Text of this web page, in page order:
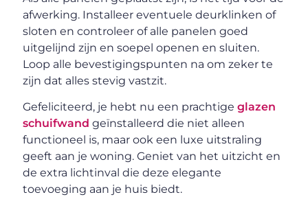
afwerking. Installeer eventuele deurklinken of
sloten en controleer of alle panelen goed
uitgelijnd zijn en soepel openen en sluiten.
Loop alle bevestigingspunten na om zeker te
zijn dat alles stevig vastzit.
Gefeliciteerd, je hebt nu een prachtigeglazen
schuifwand geïnstalleerd die niet alleen
functioneel is, maar ook een luxe uitstraling
geeft aan je woning. Geniet van het uitzicht en
de extra lichtinval die deze elegante
toevoeging aan je huis biedt.